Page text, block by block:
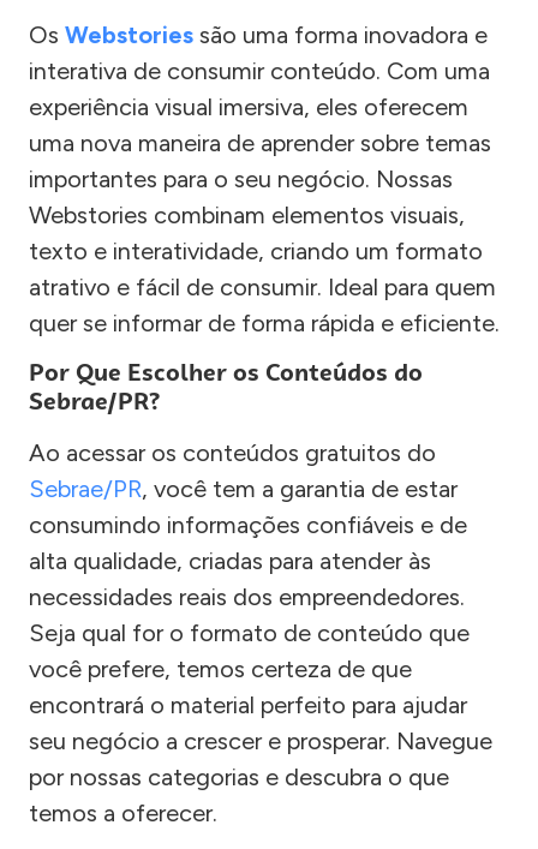
Os Webstories são uma forma inovadora e
interativa de consumir conteúdo. Com uma
experiência visual imersiva, eles oferecem
uma nova maneira de aprender sobre temas
importantes para o seu negócio. Nossas
Webstories combinam elementos visuais,
texto e interatividade, criando um formato
atrativo e fácil de consumir. Ideal para quem
quer se informar de forma rápida e eficiente.
Por Que Escolher os Conteúdos do
Sebrae/PR?
Ao acessar os conteúdos gratuitos do
Sebrae/PR, você tem a garantia de estar
consumindo informações confiáveis e de
alta qualidade, criadas para atender às
necessidades reais dos empreendedores.
Seja qual for o formato de conteúdo que
você prefere, temos certeza de que
encontrará o material perfeito para ajudar
seu negócio a crescer e prosperar. Navegue
por nossas categorias e descubra o que
temos a oferecer.